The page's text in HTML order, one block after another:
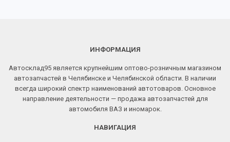
ИНФОРМАЦИЯ
Автосклад95 является крупнейшим оптово-розничным магазином
автозапчастей в Челябинске и Челябинской области. В наличии
всегда широкий спектр наименований автотоваров. Основное
направление деятельности — продажа автозапчастей для
автомобиля ВАЗ и иномарок.
НАВИГАЦИЯ